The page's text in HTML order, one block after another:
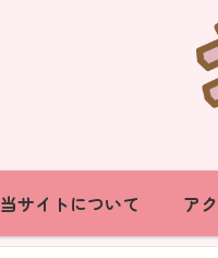
当サイトについて ア